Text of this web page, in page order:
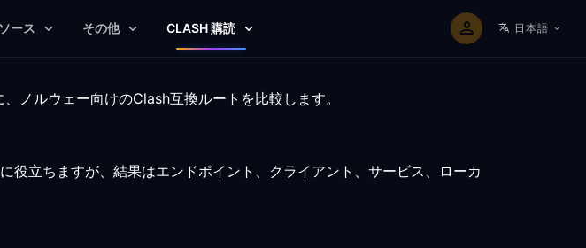
ース その他 CLASH 購読 日本語
ノルウェー向けのClash互換ルートを比較します。
立ちますが、結果はエンドポイント、クライアント、サービス、ローカ